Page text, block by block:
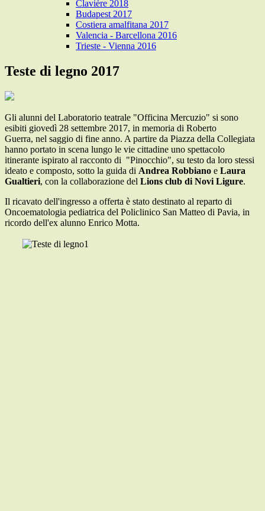
Clavière 2018
Budapest 2017
Costiera amalfitana 2017
Valencia - Barcellona 2016
Trieste - Vienna 2016
Teste di legno 2017
Gli alunni del Laboratorio teatrale "Officina Mercuzio" si sono
esibiti giovedì 28 settembre 2017, in memoria di Roberto
Guerra, nel saggio di fine anno. A partire da Piazza della Collegiata
hanno portato in scena lungo le vie cittadine uno spettacolo
itinerante ispirato al racconto di "Pinocchio", su testo da loro stessi
ideato e composto, sotto la guida di Andrea Robbiano e Laura
Gualtieri, con la collaborazione del Lions club di Novi Ligure.
Il ricavato dell'ingresso a offerta è stato destinato al reparto di
Oncoematologia pediatrica del Policlinico San Matteo di Pavia, in
ricordo dell'ex alunno Enrico Motta.